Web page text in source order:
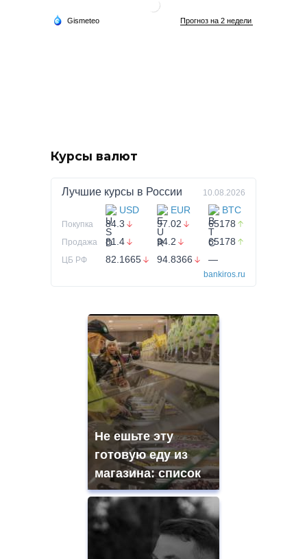
Курсы валют
Лучшие курсы в России 10.08.2026
USD EUR BTC
Покупка 84.3 97.02 65178
Продажа 81.4 94.2 65178
ЦБ РФ 82.1665 94.8366 —
bankiros.ru
Не ешьте эту
готовую еду из
магазина: список